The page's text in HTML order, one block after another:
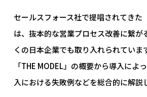
セールスフォース社で提唱されてきた
は、抜本的な営業プロセス改善に繋が
くの日本企業でも取り入れられていま
「THE MODEL」の概要から導入によ
入における失敗例などを総合的に解説